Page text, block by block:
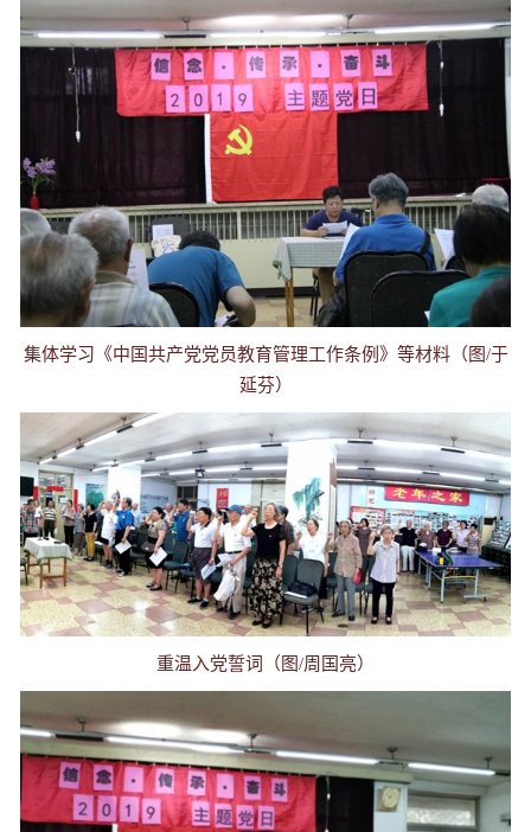
集体学习《中国共产党党员教育管理工作条例》等材料（图/于
延芬）
重温入党誓词（图/周国亮）